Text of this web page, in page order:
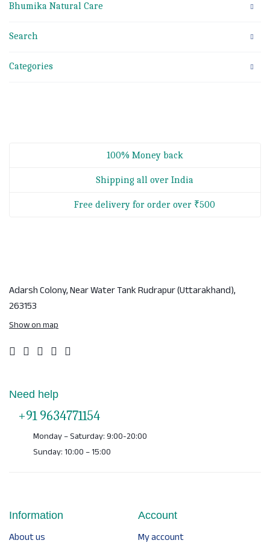
Bhumika Natural Care
Search
Categories
100% Money back
Shipping all over India
Free delivery for order over ₹500
Adarsh Colony, Near Water TankRudrapur (Uttarakhand),
263153
Show on map
Need help
+91 9634771154
Monday – Saturday: 9:00-20:00
Sunday: 10:00 – 15:00
Information
About us
Account
My account